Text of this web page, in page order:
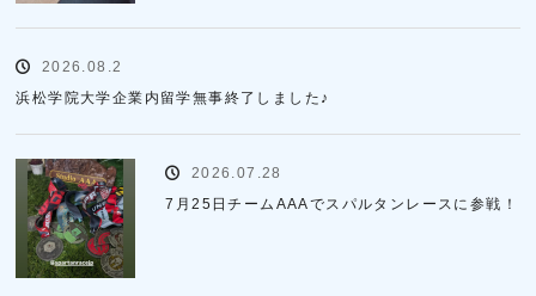
2026.08.2
浜松学院大学企業内留学無事終了しました♪
2026.07.28
7月25日チームAAAでスパルタンレースに参戦！